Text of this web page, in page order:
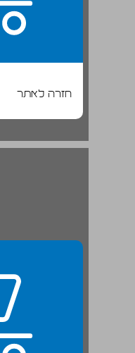
חזרה לאתר